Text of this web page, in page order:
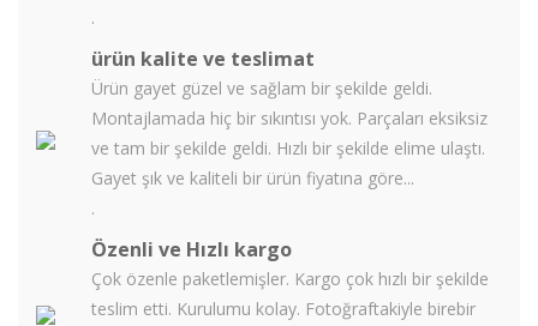
.
ürün kalite ve teslimat
Ürün gayet güzel ve sağlam bir şekilde geldi.
Montajlamada hiç bir sıkıntısı yok. Parçaları eksiksiz
ve tam bir şekilde geldi. Hızlı bir şekilde elime ulaştı.
Gayet şık ve kaliteli bir ürün fiyatına göre...
.
Özenli ve Hızlı kargo
Çok özenle paketlemişler. Kargo çok hızlı bir şekilde
teslim etti. Kurulumu kolay. Fotoğraftakiyle birebir